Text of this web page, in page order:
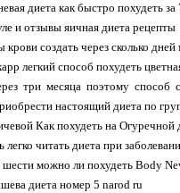
диета как быстро похудеть за
и отзывы яичная диета рецепты
крови создать через сколько
легкий способ похудеть
три месяца поэтому способ
настоящий диета по
Как похудеть на Огуречной
легко читать диета при
шести можно ли похудеть Body
диета номер 5 narod ru